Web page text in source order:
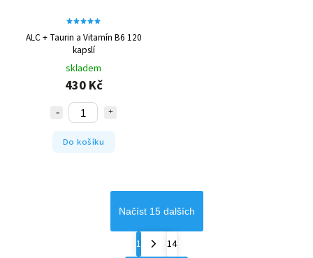
ALC + Taurin a Vitamín B6 120
kapslí
skladem
430 Kč
Do košíku
Načíst 15 dalších
1
14